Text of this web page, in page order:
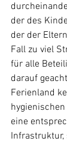
der des
der der
Fall zu viel
für alle
darauf
Ferienland
eine
Infrastruktur,